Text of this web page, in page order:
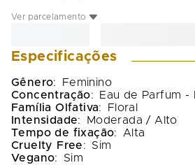
Ver parcelamento
Especificações
Gênero:
Feminino
Concentração:
Eau de Parfum -
Família Olfativa:
Floral
Intensidade:
Moderada / Alto
Tempo de fixação:
Alta
Cruelty Free:
Sim
Vegano: Sim